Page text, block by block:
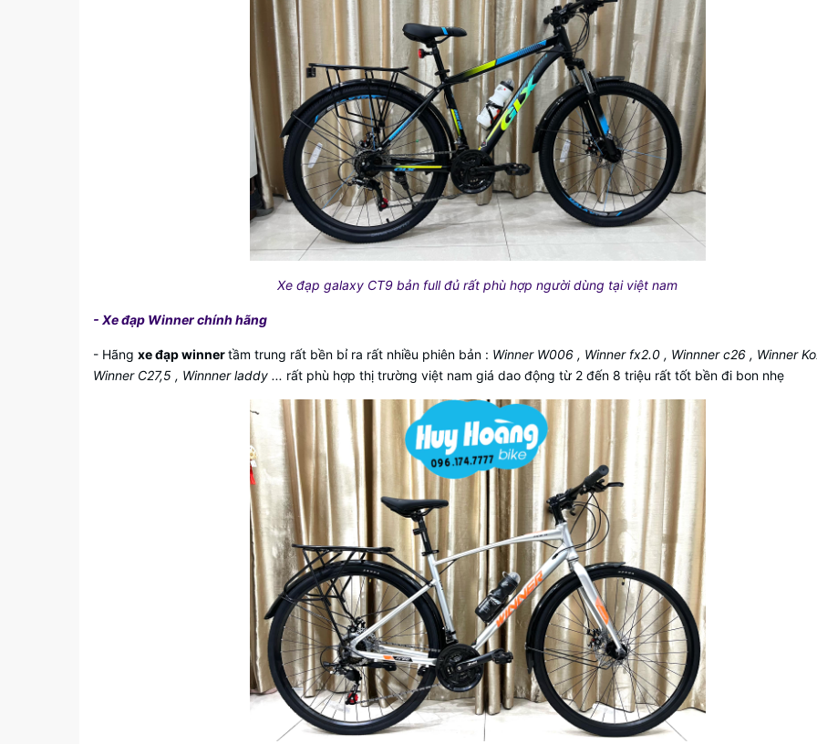
Xe đạp galaxy CT9 bản full đủ rất phù hợp người dùng tại việt nam
- Xe đạp Winner chính hãng
- Hãng xe đạp winnertầm trung rất bền bỉ ra rất nhiều phiên bản : Winner W006 , Winner fx2.0 , Winnner c26 , Winner
Winner C27,5 , Winnner laddy ... rất phù hợp thị trường việt nam giá dao động từ 2 đến 8 triệu rất tốt bền đi bon nhẹ